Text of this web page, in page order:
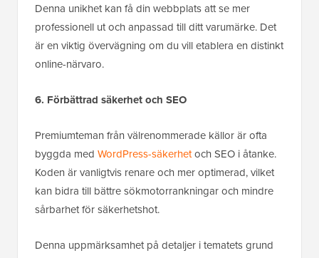
Denna unikhet kan få din webbplats att se mer
professionell ut och anpassad till ditt varumärke. Det
är en viktig övervägning om du vill etablera en distinkt
online-närvaro.
6. Förbättrad säkerhet och SEO
Premiumteman från välrenommerade källor är ofta
byggda med WordPress-säkerhetoch SEO i åtanke.
Koden är vanligtvis renare och mer optimerad, vilket
kan bidra till bättre sökmotorrankningar och mindre
sårbarhet för säkerhetshot.
Denna uppmärksamhet på detaljer i tematets grund